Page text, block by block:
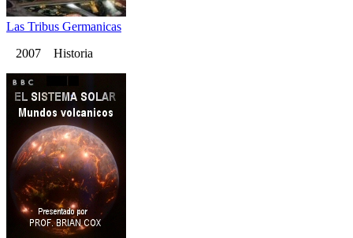
Las Tribus Germanicas
2007 Historia